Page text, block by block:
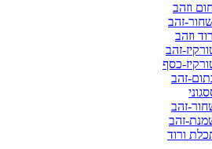
וזהב
זהב
וזהב
זהב
כסף
זהב
זהב
זהב
ורוד